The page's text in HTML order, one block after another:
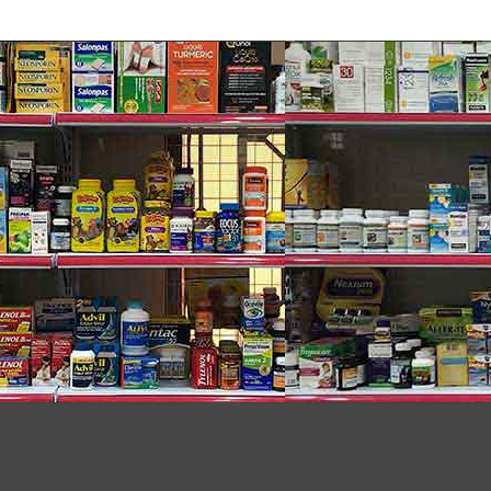
Cold & Cough Day